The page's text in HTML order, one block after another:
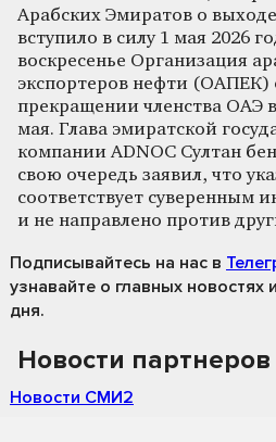
Арабских Эмиратов о
вступило в силу 1 мая 2026
воскресенье Организация
экспортеров нефти (ОАПЕК)
прекращении членства ОАЭ в
мая. Глава эмиратской
компании ADNOC Султан
свою очередь заявил, что
соответствует суверенным
и не направлено против
Подписывайтесь на нас в
узнавайте о главных
дня.
Новости партнеров
Новости СМИ2